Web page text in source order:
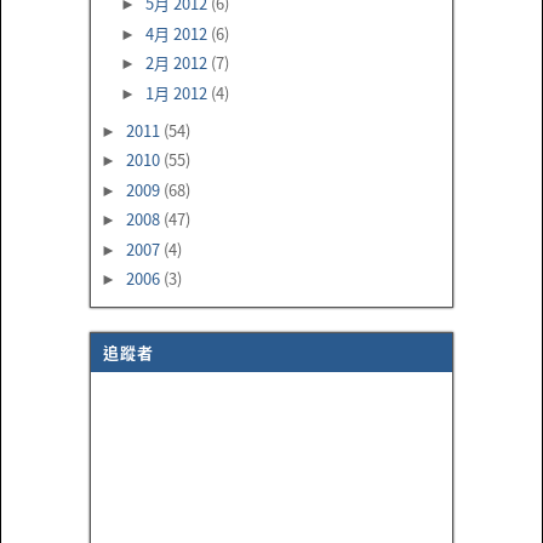
►
► 4月 2012 (6)
► 2月 2012 (7)
► 1月 2012 (4)
► 2011 (54)
► 2010 (55)
► 2009 (68)
► 2008 (47)
► 2007 (4)
► 2006 (3)
追蹤者